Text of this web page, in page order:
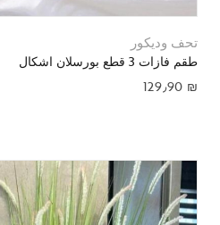
تحف وديكور
طقم فازات 3 قطع بورسلان اشكال
129٫90 ₪